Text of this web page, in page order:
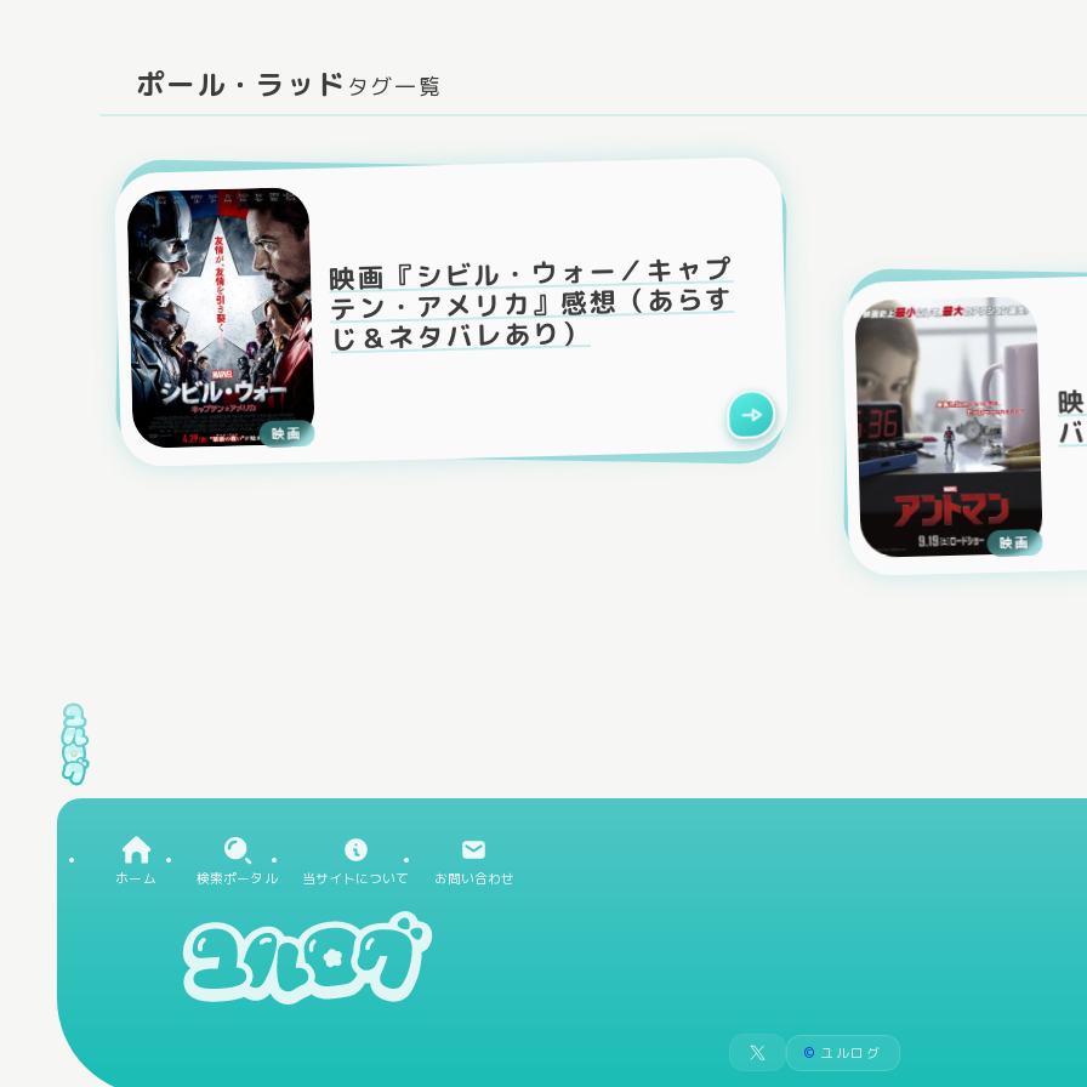
ポール・ラッド タグ一覧
映画『シビル・ウォー／キャプ
テン・アメリカ』感想（あらす
じ＆ネタバレあり）
映画
映画
ホーム 検索ポータル 当サイトについて お問い合わせ
© ユルログ